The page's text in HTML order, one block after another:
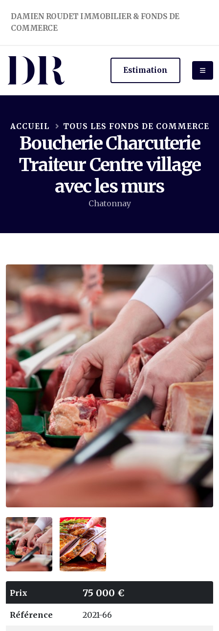
DAMIEN ROUDET IMMOBILIER & FONDS DE
COMMERCE
Estimation
Boucherie Charcuterie
Traiteur Centre village
avec les murs
Chatonnay
ACCUEIL TOUS LES FONDS DE COMMERCE
Prix 75 000 €
Référence 2021-66